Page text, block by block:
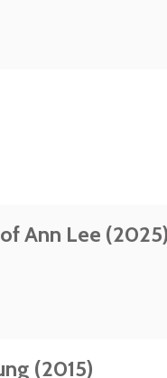
Ann Lee
(2015)